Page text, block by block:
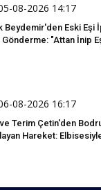
08-2026 14:17
Beydemir'den Eski Eşi
Gönderme: "Attan İnip
08-2026 16:17
Terim Çetin'den
Hareket: